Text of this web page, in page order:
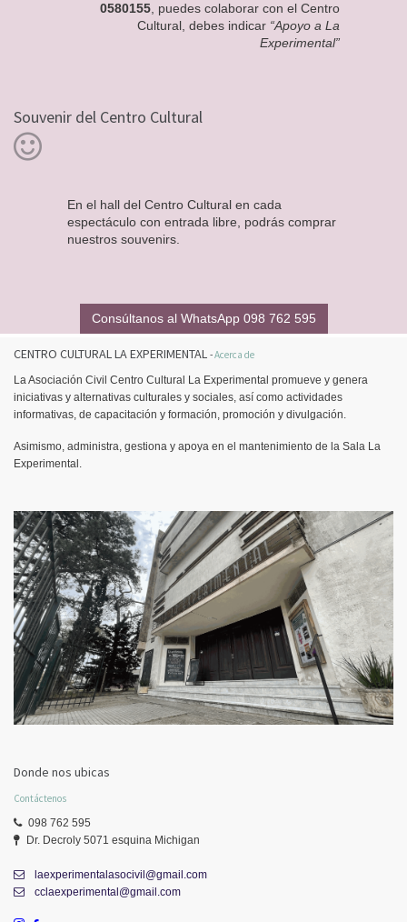
0580155, puedes colaborar con el Centro
Cultural, debes indicar “Apoyo a La
Experimental”
Souvenir del Centro Cultural
En el hall del Centro Cultural en cada
espectáculo con entrada libre, podrás comprar
nuestros souvenirs.
Consúltanos al WhatsApp 098 762 595
CENTRO CULTURAL LA EXPERIMENTAL -Acerca de
La Asociación Civil Centro Cultural La Experimental promueve y genera
iniciativas y alternativas culturales y sociales, así como actividades
informativas, de capacitación y formación, promoción y divulgación.
Asimismo, administra, gestiona y apoya en el mantenimiento de la Sala La
Experimental.
Donde nos ubicas
Contáctenos
098 762 595
Dr. Decroly 5071 esquina Michigan
laexperimentalasocivil@gmail.com
cclaexperimental@gmail.com